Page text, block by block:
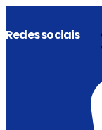
Redes sociais